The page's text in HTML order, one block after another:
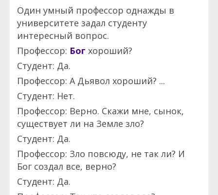
Один умный профессор однажды в
университете задал студенту
интересный вопрос.
Профессор: Бог хороший?
Студент: Да.
Профессор: А Дьявол хороший? ...
Студент: Нет.
Профессор: Верно. Скажи мне, сынок,
существует ли на Земле зло?
Студент: Да.
Профессор: Зло повсюду, не так ли? И
Бог создал все, верно?
Студент: Да.